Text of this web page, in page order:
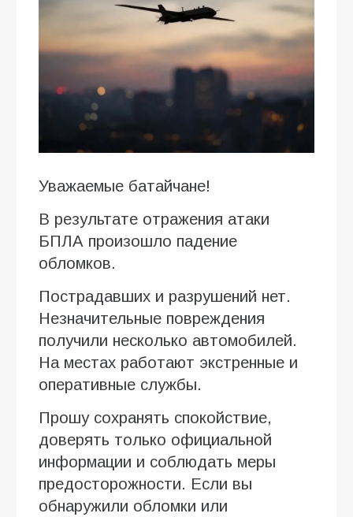
Уважаемые батайчане!
В результате отражения атаки
БПЛА произошло падение
обломков.
Пострадавших и разрушений нет.
Незначительные повреждения
получили несколько автомобилей.
На местах работают экстренные и
оперативные службы.
Прошу сохранять спокойствие,
доверять только официальной
информации и соблюдать меры
предосторожности. Если вы
обнаружили обломки или